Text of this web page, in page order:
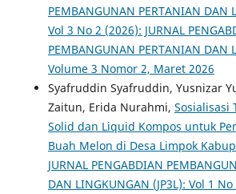
PEMBANGUNAN PERTANIAN DAN
Vol 3 No 2 (2026): JURNAL
PEMBANGUNAN PERTANIAN DAN
Volume 3 Nomor 2, Maret 2026
Syafruddin Syafruddin, Yusnizar
Zaitun, Erida Nurahmi, Sosialisasi
Solid dan Liquid Kompos untuk
Buah Melon di Desa Limpok
JURNAL PENGABDIAN
DAN LINGKUNGAN (JP3L): Vol 1